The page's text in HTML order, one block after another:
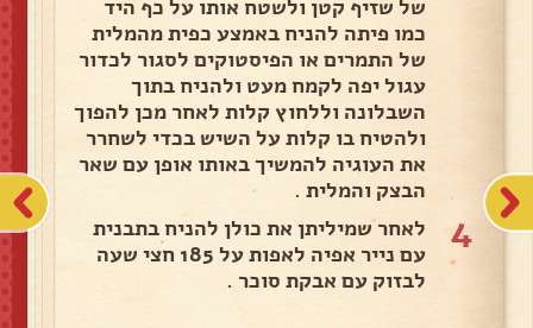
של שזיף קטן ולשטח אותו על כף היד
כמו פיתה להניח באמצע כפית מהמלית
של התמרים או הפיסטוקים לסגור לכדור
עגול יפה לקמח מעט ולהניח בתוך
השבלונה וללחוץ קלות לאחר מכן להפוך
ולהטיח בו קלות על השיש בכדי לשחרר
את העוגיה להמשיך באותו אופן עם שאר
הבצק והמלית .
4
לאחר שמיליתן את כולן להניח בתבנית
עם נייר אפיה לאפות על 185 חצי שעה
לבזוק עם אבקת סוכר .